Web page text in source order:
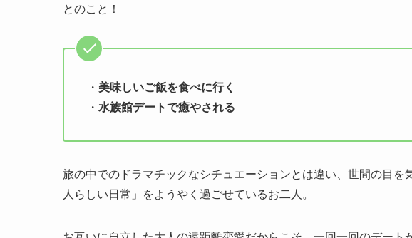
とのこと！
・ 美味しいご飯を食べに行く
・ 水族館デートで癒やされる
旅の中でのドラマチックなシチュエーションとは違い、世間の目
人らしい日常」をようやく過ごせているお二人。